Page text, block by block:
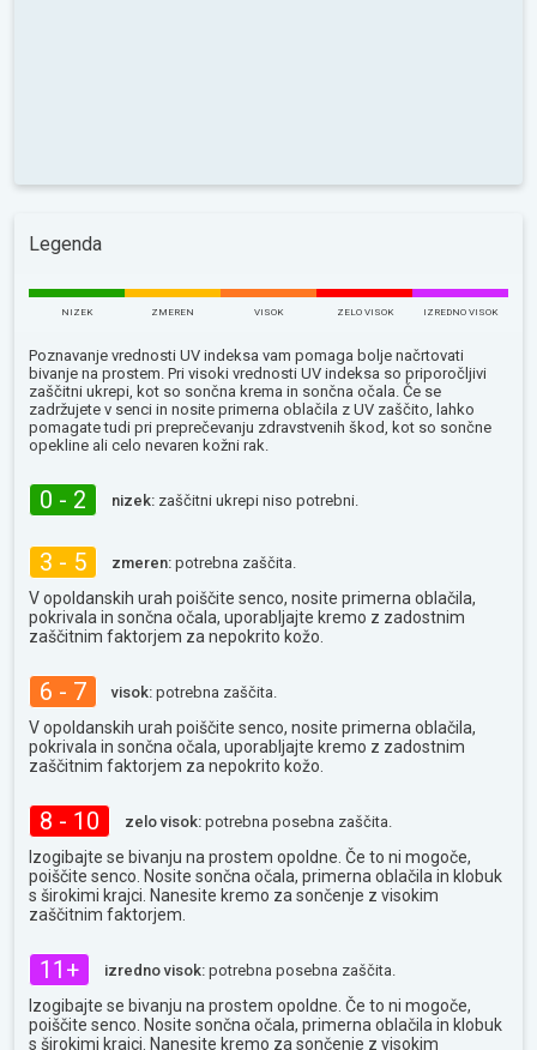
Legenda
NIZEK ZMEREN VISOK ZELO VISOK IZREDNO VISOK
Poznavanje vrednosti UV indeksa vam pomaga bolje načrtovati
bivanje na prostem. Pri visoki vrednosti UV indeksa so priporočljivi
zaščitni ukrepi, kot so sončna krema in sončna očala. Če se
zadržujete v senci in nosite primerna oblačila z UV zaščito, lahko
pomagate tudi pri preprečevanju zdravstvenih škod, kot so sončne
opekline ali celo nevaren kožni rak.
0 - 2 nizek: zaščitni ukrepi niso potrebni.
3 - 5 zmeren: potrebna zaščita.
V opoldanskih urah poiščite senco, nosite primerna oblačila,
pokrivala in sončna očala, uporabljajte kremo z zadostnim
zaščitnim faktorjem za nepokrito kožo.
6 - 7 visok: potrebna zaščita.
V opoldanskih urah poiščite senco, nosite primerna oblačila,
pokrivala in sončna očala, uporabljajte kremo z zadostnim
zaščitnim faktorjem za nepokrito kožo.
8 - 10 zelo visok: potrebna posebna zaščita.
Izogibajte se bivanju na prostem opoldne. Če to ni mogoče,
poiščite senco. Nosite sončna očala, primerna oblačila in klobuk
s širokimi krajci. Nanesite kremo za sončenje z visokim
zaščitnim faktorjem.
11+ izredno visok: potrebna posebna zaščita.
Izogibajte se bivanju na prostem opoldne. Če to ni mogoče,
poiščite senco. Nosite sončna očala, primerna oblačila in klobuk
s širokimi krajci. Nanesite kremo za sončenje z visokim